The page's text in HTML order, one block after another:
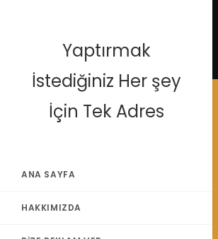
Yaptırmak
İstediğiniz Her şey
İçin Tek Adres
ANA SAYFA
HAKKIMIZDA